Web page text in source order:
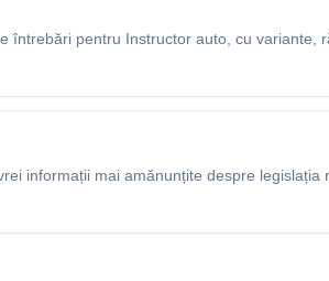
întrebări pentru Instructor auto, cu variante,
informații mai amănunțite despre legislația